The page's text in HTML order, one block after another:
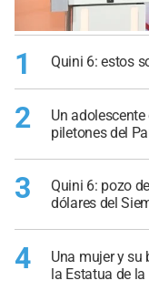
1 Quini 6: estos
2
Un
piletones del
3
Quini 6: pozo
dólares del
4
Una mujer y su
la Estatua de